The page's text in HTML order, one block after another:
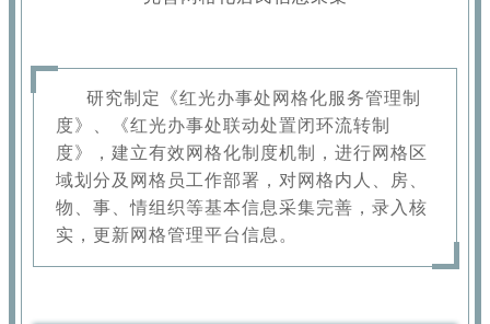
研究制定《红光办事处网格化服务管理制
度》、《红光办事处联动处置闭环流转制
度》，建立有效网格化制度机制，进行网格区
域划分及网格员工作部署，对网格内人、房、
物、事、情组织等基本信息采集完善，录入核
实，更新网格管理平台信息。